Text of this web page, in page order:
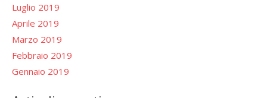
Luglio 2019
Aprile 2019
Marzo 2019
Febbraio 2019
Gennaio 2019